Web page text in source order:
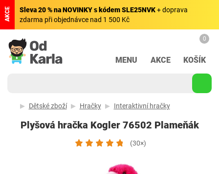
AKCE Sleva 20 % na NOVINKY s kódem SLE25NVK+ doprava
zdarma při objednávce nad 1 500 Kč
MENU AKCE
0
KOŠÍK
Dětské zboží Hračky Interaktivní hračky
Plyšová hračka Kogler 76502 Plameňák
(30×)